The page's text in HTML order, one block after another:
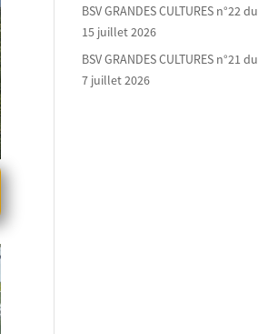
BSV GRANDES CULTURES n°22 du
15 juillet 2026
BSV GRANDES CULTURES n°21 du
7 juillet 2026